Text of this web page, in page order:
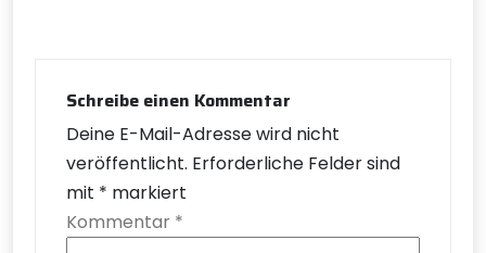
Schreibe einen Kommentar
Deine E-Mail-Adresse wird nicht
veröffentlicht. Erforderliche Felder sind
mit * markiert
Kommentar *